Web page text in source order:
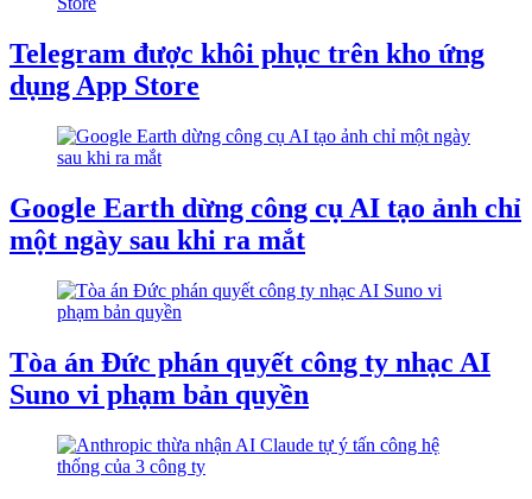
Telegram được khôi phục trên kho ứng
dụng App Store
Google Earth dừng công cụ AI tạo ảnh chỉ
một ngày sau khi ra mắt
Tòa án Đức phán quyết công ty nhạc AI
Suno vi phạm bản quyền